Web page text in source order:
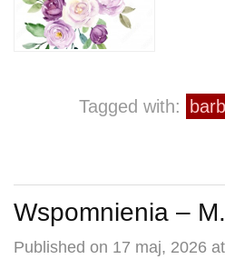
Tagged with:
Wspomnienia –
Published on 17 maj, 2026